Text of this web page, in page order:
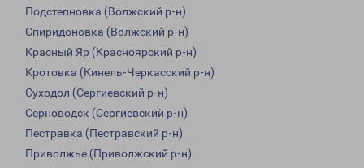
Подстепновка (Волжский р-н)
Спиридоновка (Волжский р-н)
Красный Яр (Красноярский р-н)
Кротовка (Кинель-Черкасский р-н)
Суходол (Сергиевский р-н)
Серноводск (Сергиевский р-н)
Пестравка (Пестравский р-н)
Приволжье (Приволжский р-н)